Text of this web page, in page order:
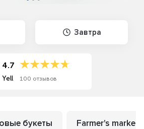
Завтра
4.7
Yell 100 отзывов
букеты Farmer's market